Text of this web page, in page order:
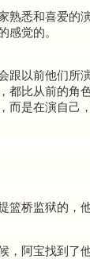
熟悉和喜爱的
感觉的。
跟以前他们所
都比从前的角
而是在演自己
篮桥监狱的，
，阿宝找到了